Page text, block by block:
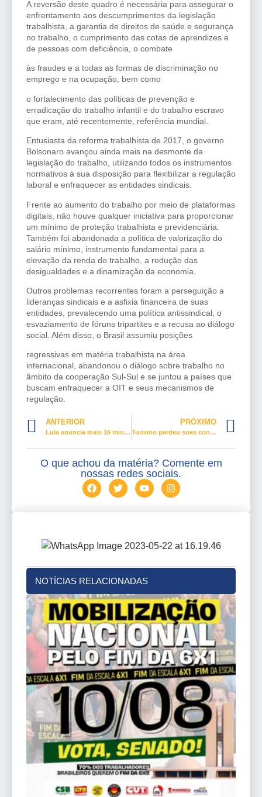
A reversão deste quadro é necessária para assegurar o
enfrentamento aos descumprimentos da legislação
trabalhista, a garantia de direitos de saúde e segurança
no trabalho, o cumprimento das cotas de aprendizes e
de pessoas com deficiência, o combate
às fraudes e a todas as formas de discriminação no
emprego e na ocupação, bem como
o fortalecimento das políticas de prevenção e
erradicação do trabalho infantil e do trabalho escravo
que eram, até recentemente, referência mundial.
Entusiasta da reforma trabalhista de 2017, o governo
Bolsonaro avançou ainda mais na desmonte da
legislação do trabalho, utilizando todos os instrumentos
normativos à sua disposição para flexibilizar a regulação
laboral e enfraquecer as entidades sindicais.
Frente ao aumento do trabalho por meio de plataformas
digitais, não houve qualquer iniciativa para proporcionar
um mínimo de proteção trabalhista e previdenciária.
Também foi abandonada a política de valorização do
salário mínimo, instrumento fundamental para a
elevação da renda do trabalho, a redução das
desigualdades e a dinamização da economia.
Outros problemas recorrentes foram a perseguição a
lideranças sindicais e a asfixia financeira de suas
entidades, prevalecendo uma política antissindical, o
esvaziamento de fóruns tripartites e a recusa ao diálogo
social. Além disso, o Brasil assumiu posições
regressivas em matéria trabalhista na área
internacional, abandonou o diálogo sobre trabalho no
âmbito da cooperação Sul-Sul e se juntou a países que
buscam enfraquecer a OIT e seus mecanismos de
regulação.
ANTERIOR
Lula anuncia mais 16 ministros
PRÓXIMO
Turismo perdeu suas conquistas
O que achou da matéria? Comente em
nossas redes sociais.
NOTÍCIAS RELACIONADAS